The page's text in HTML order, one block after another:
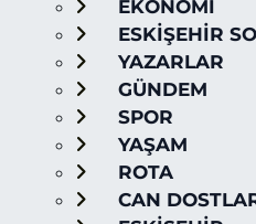
EKONOMİ
ESKİŞEHİR
YAZARLAR
GÜNDEM
SPOR
YAŞAM
ROTA
CAN